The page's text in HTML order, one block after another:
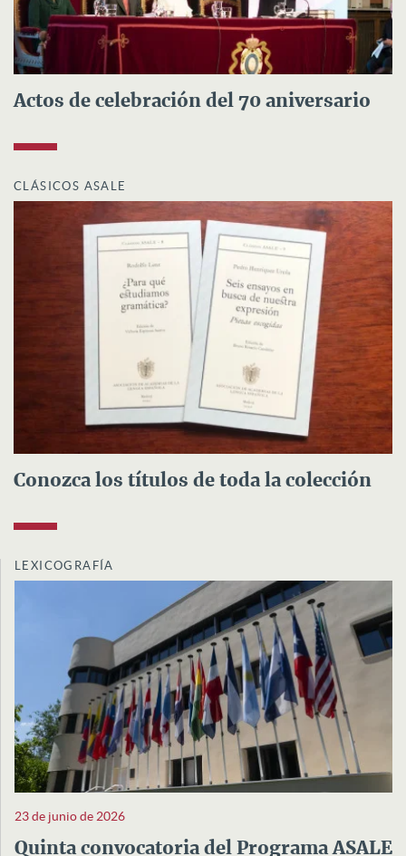
Actos de celebración del 70 aniversario
CLÁSICOS ASALE
Conozca los títulos de toda la colección
LEXICOGRAFÍA
23 de junio de 2026
Quinta convocatoria del Programa ASALE